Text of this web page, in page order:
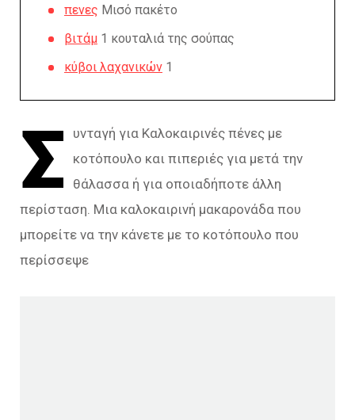
πενες Μισό πακέτο
βιτάμ 1 κουταλιά της σούπας
κύβοι λαχανικών 1
Σ
υνταγή για Καλοκαιρινές πένες με
κοτόπουλο και πιπεριές για μετά την
θάλασσα ή για οποιαδήποτε άλλη
περίσταση. Μια καλοκαιρινή μακαρονάδα που
μπορείτε να την κάνετε με το κοτόπουλο που
περίσσεψε